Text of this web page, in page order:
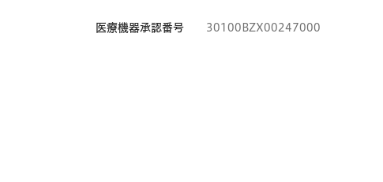
医療機器承認番号 30100BZX00247000